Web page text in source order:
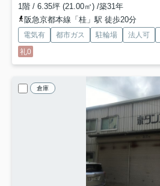
1階 / 6.35坪 (21.00㎡) /築31年
阪急京都本線「桂」駅 徒歩20分
電気有 都市ガス 駐輪場 法人可
礼0
倉庫